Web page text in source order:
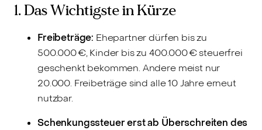
1. Das Wichtigste in Kürze
Freibeträge: Ehepartner dürfen bis zu
500.000 €, Kinder bis zu 400.000 € steuerfrei
geschenkt bekommen. Andere meist nur
20.000. Freibeträge sind alle 10 Jahre erneut
nutzbar.
Schenkungssteuer erst ab Überschreiten des